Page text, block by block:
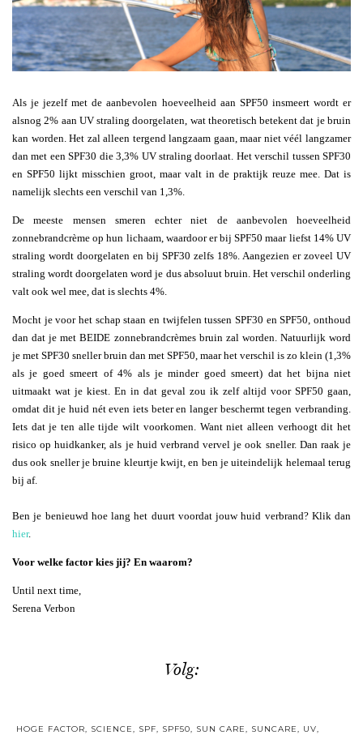
Als je jezelf met de aanbevolen hoeveelheid aan SPF50 insmeert wordt er
alsnog 2% aan UV straling doorgelaten, wat theoretisch betekent dat je bruin
kan worden. Het zal alleen tergend langzaam gaan, maar niet véél langzamer
dan met een SPF30 die 3,3% UV straling doorlaat. Het verschil tussen SPF30
en SPF50 lijkt misschien groot, maar valt in de praktijk reuze mee. Dat is
namelijk slechts een verschil van 1,3%.
De meeste mensen smeren echter niet de aanbevolen hoeveelheid
zonnebrandcrème op hun lichaam, waardoor er bij SPF50 maar liefst 14% UV
straling wordt doorgelaten en bij SPF30 zelfs 18%. Aangezien er zoveel UV
straling wordt doorgelaten word je dus absoluut bruin. Het verschil onderling
valt ook wel mee, dat is slechts 4%.
Mocht je voor het schap staan en twijfelen tussen SPF30 en SPF50, onthoud
dan dat je met BEIDE zonnebrandcrèmes bruin zal worden. Natuurlijk word
je met SPF30 sneller bruin dan met SPF50, maar het verschil is zo klein (1,3%
als je goed smeert of 4% als je minder goed smeert) dat het bijna niet
uitmaakt wat je kiest. En in dat geval zou ik zelf altijd voor SPF50 gaan,
omdat dit je huid nét even iets beter en langer beschermt tegen verbranding.
Iets dat je ten alle tijde wilt voorkomen. Want niet alleen verhoogt dit het
risico op huidkanker, als je huid verbrand vervel je ook sneller. Dan raak je
dus ook sneller je bruine kleurtje kwijt, en ben je uiteindelijk helemaal terug
bij af.
Ben je benieuwd hoe lang het duurt voordat jouw huid verbrand? Klik dan
hier.
Voor welke factor kies jij? En waarom?
Until next time,
Serena Verbon
Volg:
HOGE FACTOR, SCIENCE, SPF, SPF50, SUN CARE, SUNCARE, UV,